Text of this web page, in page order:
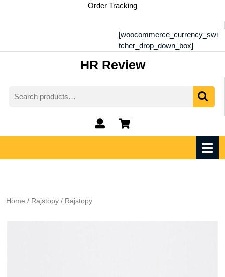
Order Tracking
[woocommerce_currency_swi
tcher_drop_down_box]
HR Review
for:
My
Account
shopping
cart
Home / Rajstopy / Rajstopy